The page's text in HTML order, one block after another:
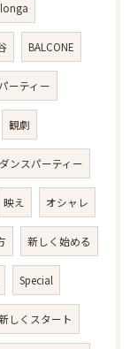
BALCONE
ーティー
観劇
ダンスパーティー
映え オシャレ
新しく始める
Special
しくスタート